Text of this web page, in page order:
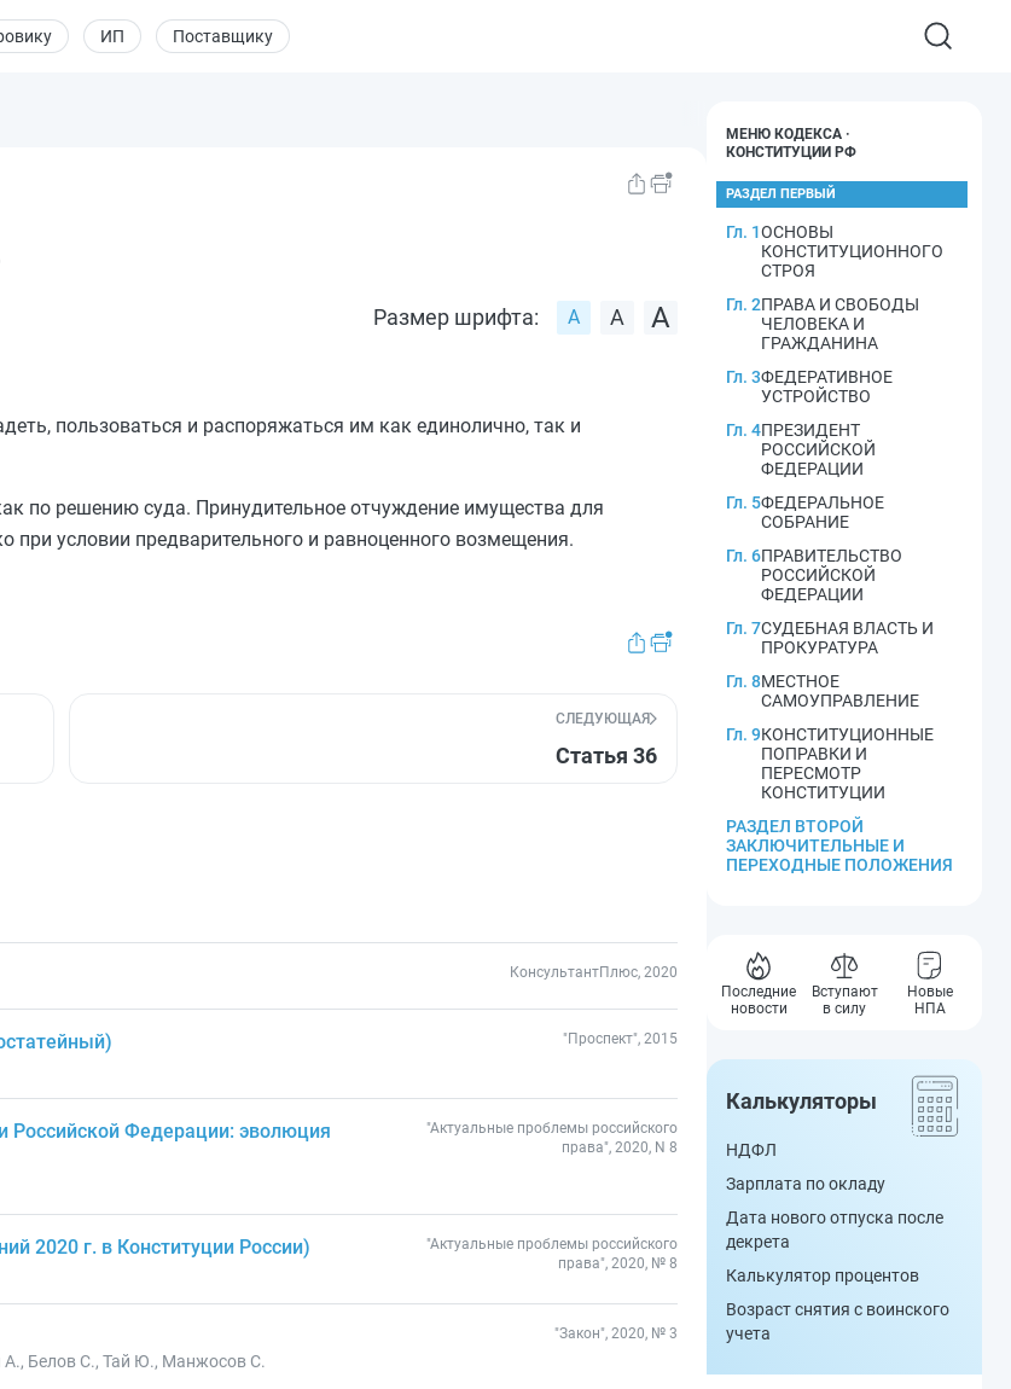
ИП Поставщику
Размер шрифта:
пользоваться и распоряжаться им как единолично, так и
по решению суда. Принудительное отчуждение имущества для
условии предварительного и равноценного возмещения.
СЛЕДУЮЩАЯ
Статья 36
КонсультантПлюс, 2020
"Проспект", 2015
Российской Федерации: эволюция
"Актуальные проблемы российского
права", 2020, N 8
2020 г. в Конституции России)
"Актуальные проблемы российского
права", 2020, № 8
Белов С., Тай Ю., Манжосов С.
"Закон", 2020, № 3
МЕНЮ КОДЕКСА ·
КОНСТИТУЦИИ РФ
РАЗДЕЛ ПЕРВЫЙ
Гл. 1ОСНОВЫ
КОНСТИТУЦИОННОГО
СТРОЯ
Гл. 2ПРАВА И СВОБОДЫ
ЧЕЛОВЕКА И
ГРАЖДАНИНА
Гл. 3ФЕДЕРАТИВНОЕ
УСТРОЙСТВО
Гл. 4ПРЕЗИДЕНТ
РОССИЙСКОЙ
ФЕДЕРАЦИИ
Гл. 5ФЕДЕРАЛЬНОЕ
СОБРАНИЕ
Гл. 6ПРАВИТЕЛЬСТВО
РОССИЙСКОЙ
ФЕДЕРАЦИИ
Гл. 7СУДЕБНАЯ ВЛАСТЬ И
ПРОКУРАТУРА
Гл. 8МЕСТНОЕ
САМОУПРАВЛЕНИЕ
Гл. 9КОНСТИТУЦИОННЫЕ
ПОПРАВКИ И
ПЕРЕСМОТР
КОНСТИТУЦИИ
РАЗДЕЛ ВТОРОЙ
ЗАКЛЮЧИТЕЛЬНЫЕ И
ПЕРЕХОДНЫЕ ПОЛОЖЕНИЯ
Последние
новости
Вступают
в силу
Новые
НПА
Калькуляторы
НДФЛ
Зарплата по окладу
Дата нового отпуска после
декрета
Калькулятор процентов
Возраст снятия с воинского
учета